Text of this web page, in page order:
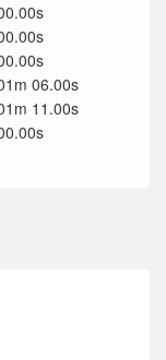
06.00s
11.00s